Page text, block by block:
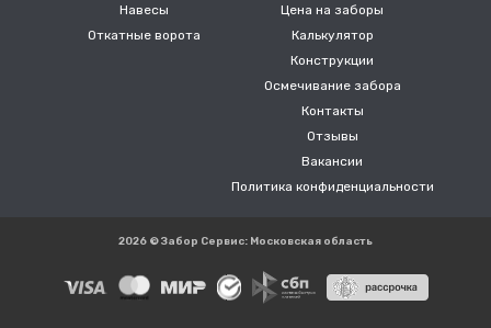
Навесы
Откатные ворота
Цена на заборы
Калькулятор
Конструкции
Осмечивание забора
Контакты
Отзывы
Вакансии
Политика конфиденциальности
2026 © Забор Сервис: Московская область